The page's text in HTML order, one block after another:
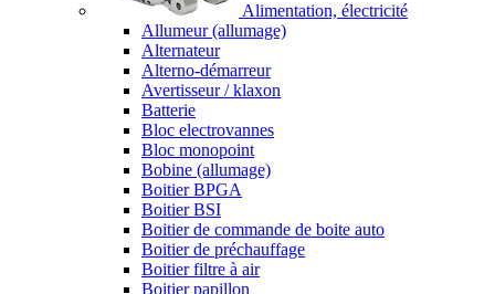
Alimentation, électricité
Allumeur (allumage)
Alternateur
Alterno-démarreur
Avertisseur / klaxon
Batterie
Bloc electrovannes
Bloc monopoint
Bobine (allumage)
Boitier BPGA
Boitier BSI
Boitier de commande de boite auto
Boitier de préchauffage
Boitier filtre à air
Boitier papillon